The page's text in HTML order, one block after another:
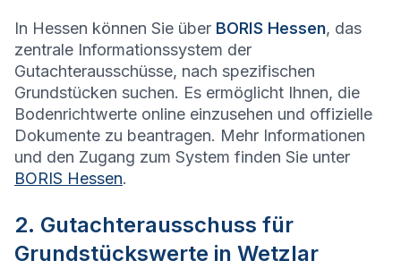
In Hessen können Sie über BORIS Hessen, das
zentrale Informationssystem der
Gutachterausschüsse, nach spezifischen
Grundstücken suchen. Es ermöglicht Ihnen, die
Bodenrichtwerte online einzusehen und offizielle
Dokumente zu beantragen. Mehr Informationen
und den Zugang zum System finden Sie unter
BORIS Hessen.
2. Gutachterausschuss für
Grundstückswerte in Wetzlar